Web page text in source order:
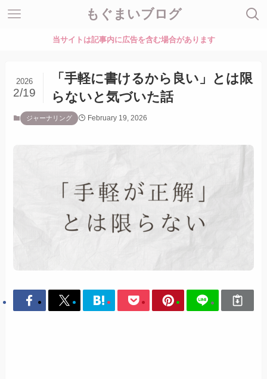
もぐまいブログ
当サイトは記事内に広告を含む場合があります
「手軽に書けるから良い」とは限
らないと気づいた話
2026
2/19
ジャーナリング February 19, 2026